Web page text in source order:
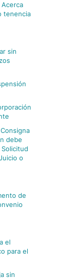
tenencia
sin
debe
o
de
el
para el
sin